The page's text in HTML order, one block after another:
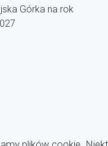
Górka na rok